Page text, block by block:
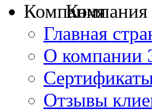
Компания
Главная
О компании
Отзывы